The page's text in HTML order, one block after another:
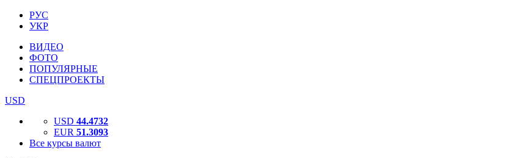
РУС
УКР
ВИДЕО
ФОТО
ПОПУЛЯРНЫЕ
СПЕЦПРОЕКТЫ
USD
USD 44.4732
EUR 51.3093
Все курсы валют